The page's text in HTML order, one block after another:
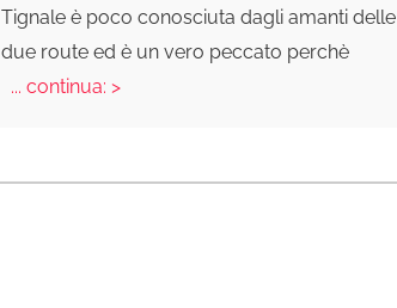
Tignale è poco conosciuta dagli amanti delle
due route ed è un vero peccato perchè
... continua: >